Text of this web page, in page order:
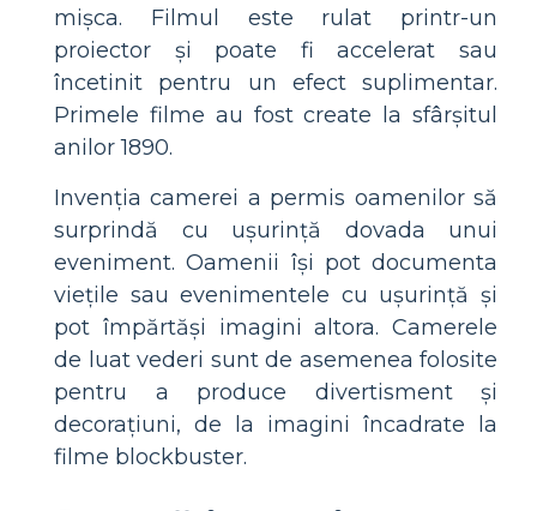
mișca. Filmul este rulat printr-un
proiector și poate fi accelerat sau
încetinit pentru un efect suplimentar.
Primele filme au fost create la sfârșitul
anilor 1890.
Invenția camerei a permis oamenilor să
surprindă cu ușurință dovada unui
eveniment. Oamenii își pot documenta
viețile sau evenimentele cu ușurință și
pot împărtăși imagini altora. Camerele
de luat vederi sunt de asemenea folosite
pentru a produce divertisment și
decorațiuni, de la imagini încadrate la
filme blockbuster.